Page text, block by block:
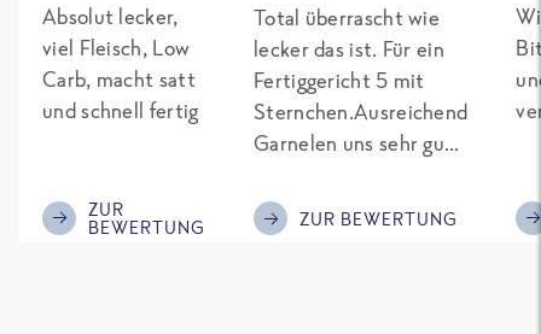
Absolut lecker,
viel Fleisch, Low
Carb, macht satt
und schnell fertig
ZUR
BEWERTUNG
Total überrascht wie
lecker das ist. Für ein
Fertiggericht 5 mit
Sternchen.Ausreichend
Garnelen uns sehr gut
Kompliment
ZUR BEWERTUNG